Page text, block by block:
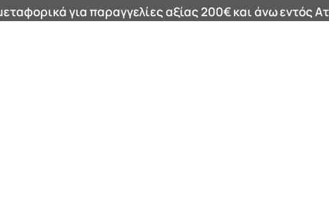
για παραγγελίες αξίας 200€ και άνω εντός